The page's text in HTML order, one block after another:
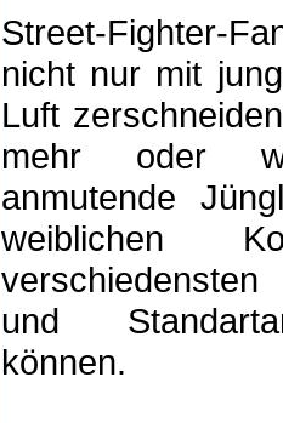
Street-Fighter-
nicht nur mit
Luft
mehr oder
anmutende
weiblichen
und
können.